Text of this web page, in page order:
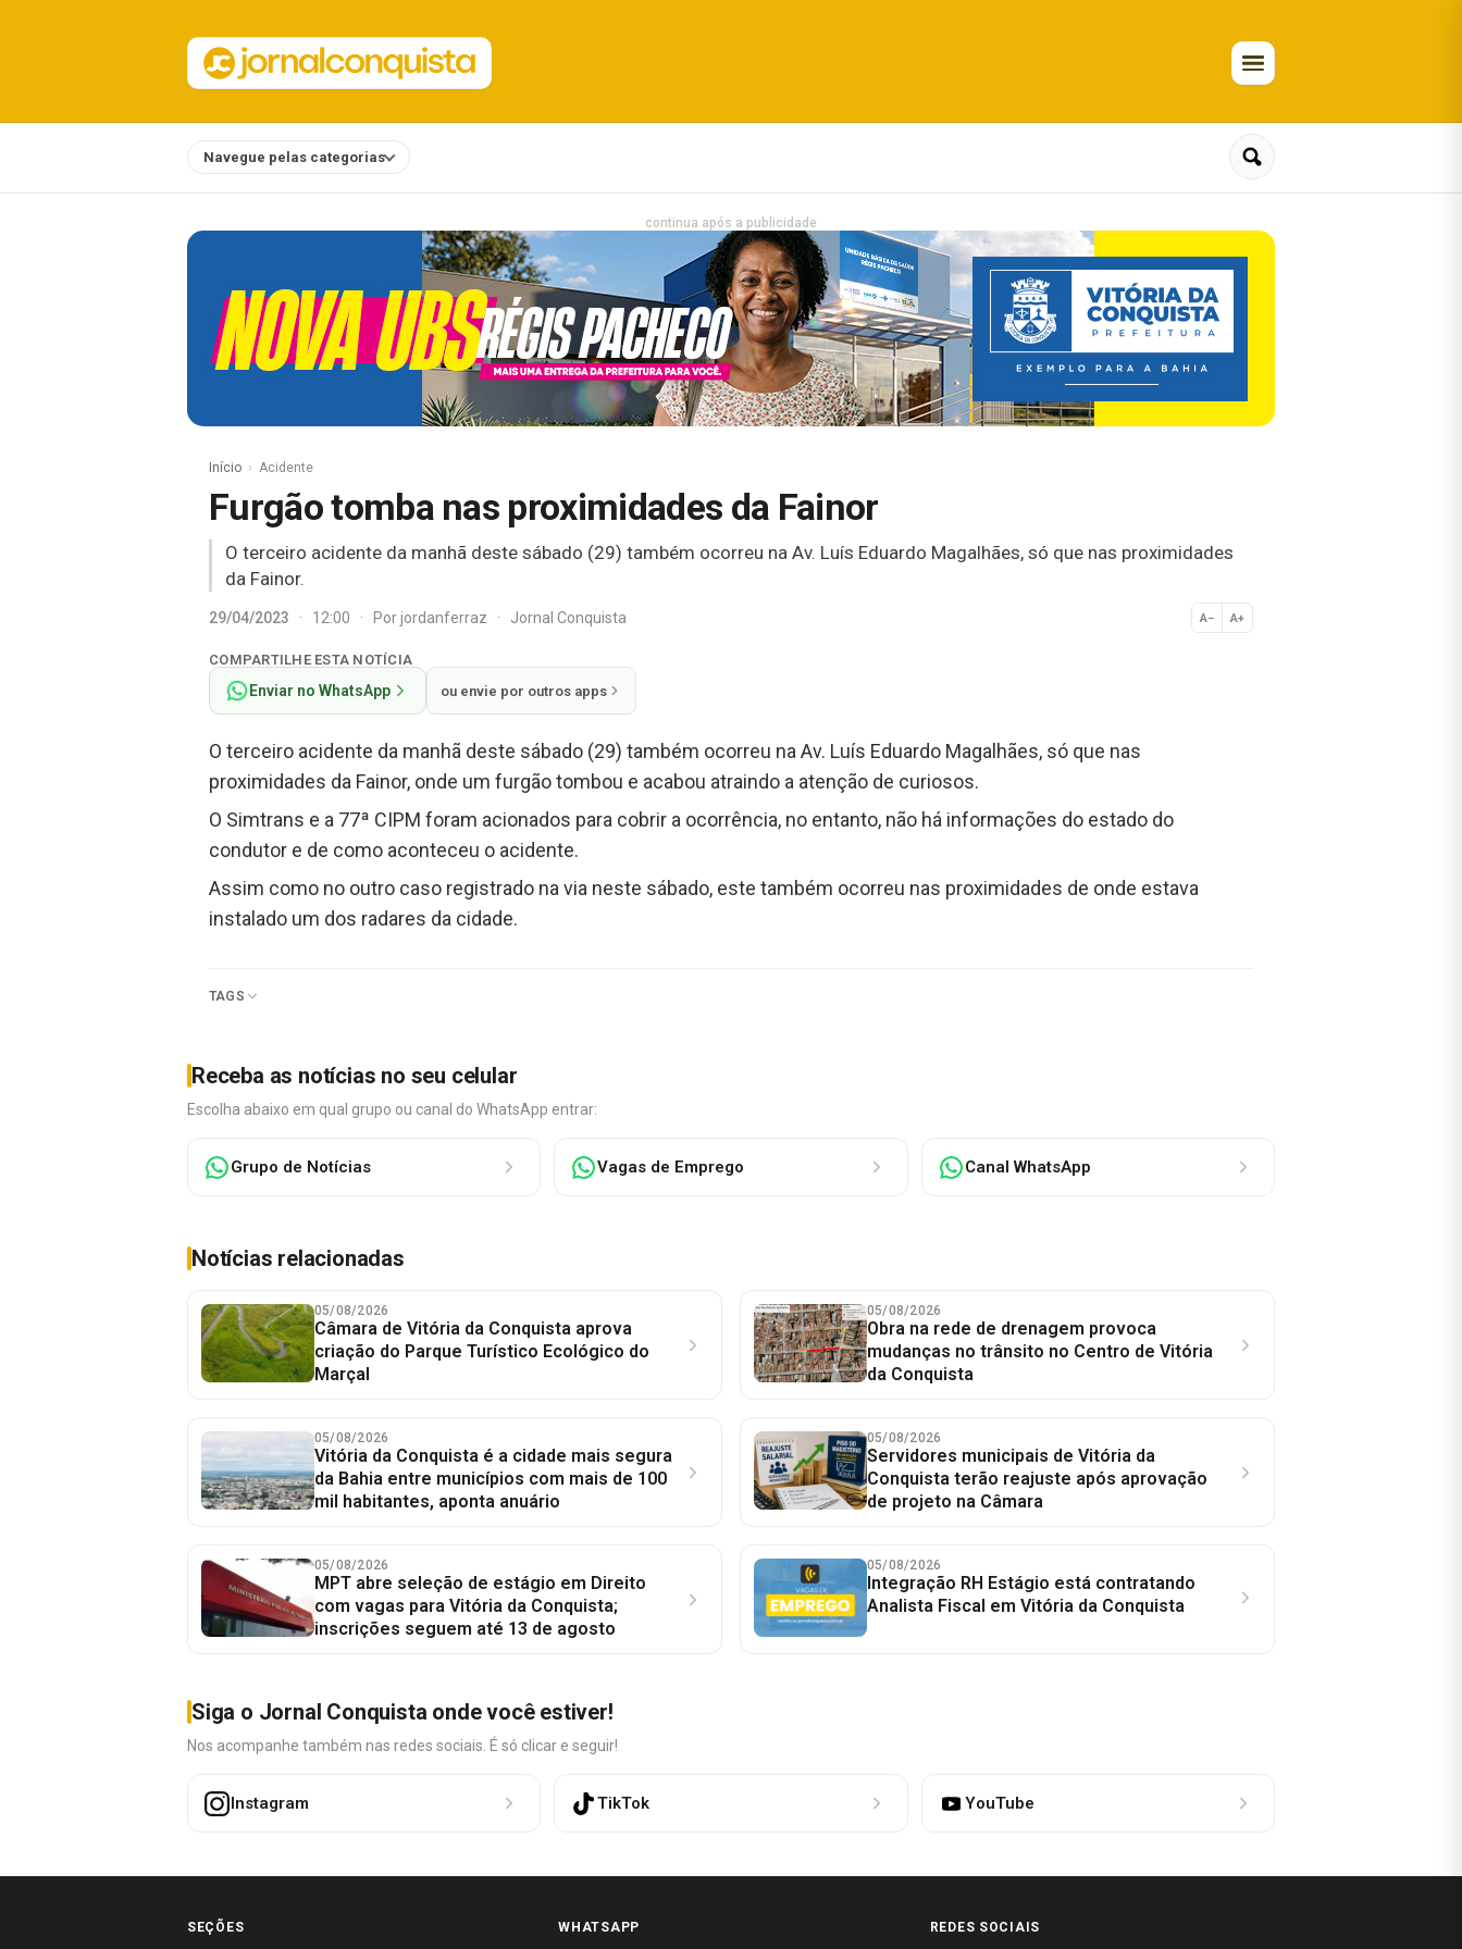
Navegue pelas categorias
continua após a publicidade
Início Acidente
Furgão tomba nas proximidades da Fainor
O terceiro acidente da manhã deste sábado (29) também ocorreu na Av. Luís Eduardo Magalhães, só que nas proximidades
da Fainor.
29/04/2023 · 12:00 · Porjordanferraz · Jornal Conquista A− A+
Normal
COMPARTILHE ESTA NOTÍCIA
Enviar no WhatsApp ou envie por outros apps
O terceiro acidente da manhã deste sábado (29) também ocorreu na Av. Luís Eduardo Magalhães, só que nas
proximidades da Fainor, onde um furgão tombou e acabou atraindo a atenção de curiosos.
O Simtrans e a 77ª CIPM foram acionados para cobrir a ocorrência, no entanto, não há informações do estado do
condutor e de como aconteceu o acidente.
Assim como no outro caso registrado na via neste sábado, este também ocorreu nas proximidades de onde estava
instalado um dos radares da cidade.
TAGS
Receba as notícias no seu celular
Escolha abaixo em qual grupo ou canal do WhatsApp entrar:
Grupo de Notícias Vagas de Emprego Canal WhatsApp
Notícias relacionadas
05/08/2026
Câmara de Vitória da Conquista aprova
criação do Parque Turístico Ecológico do
Marçal
05/08/2026
Obra na rede de drenagem provoca
mudanças no trânsito no Centro de Vitória
da Conquista
05/08/2026
Vitória da Conquista é a cidade mais segura
da Bahia entre municípios com mais de 100
mil habitantes, aponta anuário
05/08/2026
Servidores municipais de Vitória da
Conquista terão reajuste após aprovação
de projeto na Câmara
05/08/2026
MPT abre seleção de estágio em Direito
com vagas para Vitória da Conquista;
inscrições seguem até 13 de agosto
05/08/2026
Integração RH Estágio está contratando
Analista Fiscal em Vitória da Conquista
Siga o Jornal Conquista onde você estiver!
Nos acompanhe também nas redes sociais. É só clicar e seguir!
Instagram TikTok YouTube
SEÇÕES WHATSAPP REDES SOCIAIS